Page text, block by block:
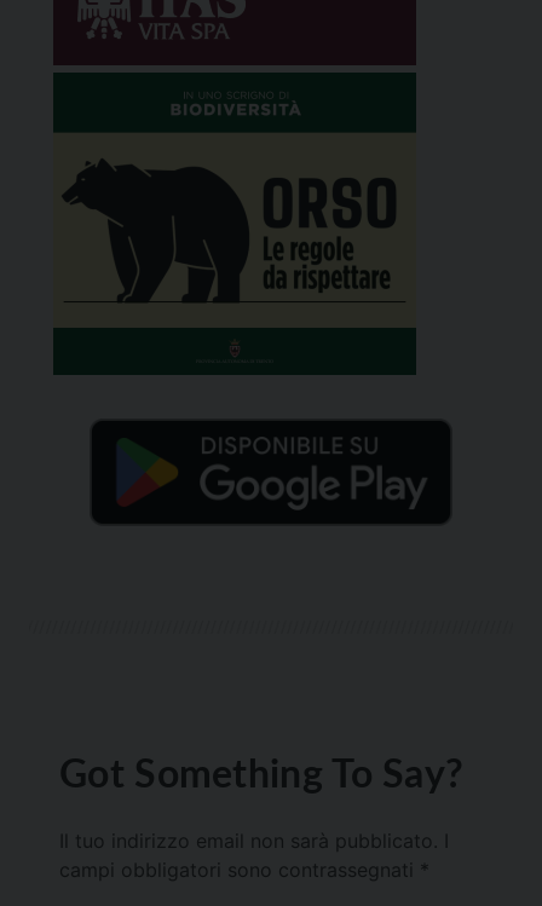
Got Something To Say?
Il tuo indirizzo email non sarà pubblicato.
campi obbligatori sono contrassegnati *